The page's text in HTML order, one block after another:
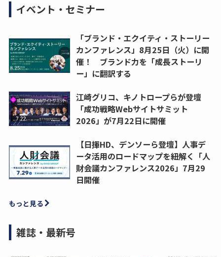
イベント・セミナー
「ブランド・エクイティ・ストーリー
カンファレンス」8月25日（火）に開
催！ ブランド力を「成長ストーリ
ー」に翻訳する
江崎グリコ、キノトロープらが登壇
「成功戦略Webサイトサミット
2026」が7月22日に開催
【日揮HD、デンソーら登壇】人事デ
ータ活用のロードマップを紐解く「人
財会議カンファレンス2026」7月29
日開催
もっと見る
雑誌・最新号